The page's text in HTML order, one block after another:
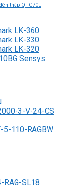
đèn tháp QTG70L
LK-360
LK-330
LK-320
3-V-24-CS
5-110-RAGBW
RAG-SL18